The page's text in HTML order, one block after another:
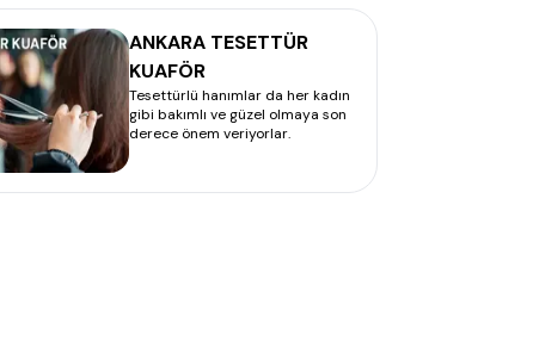
ANKARA TESETTÜR
KUAFÖR
Tesettürlü hanımlar da her kadın
gibi bakımlı ve güzel olmaya son
derece önem veriyorlar.